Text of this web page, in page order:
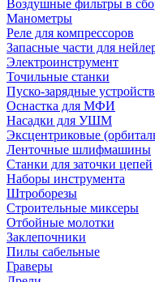
Воздушные фильтры в
Манометры
Реле для компрессоров
Запасные части для
Электроинструмент
Точильные станки
Пуско-зарядные
Оснастка для МФИ
Насадки для УШМ
Эксцентриковые
Ленточные шлифмашины
Станки для заточки цепей
Наборы инструмента
Штроборезы
Строительные миксеры
Отбойные молотки
Заклепочники
Пилы сабельные
Граверы